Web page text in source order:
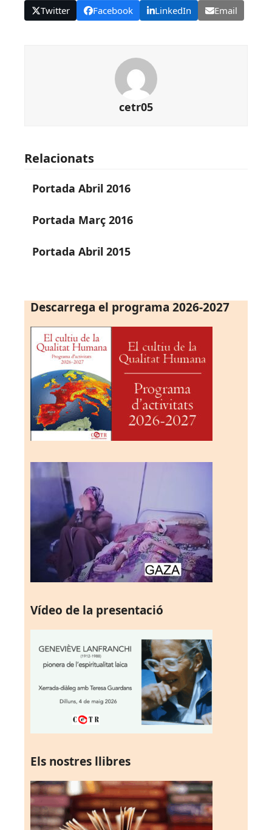
Twitter Facebook LinkedIn Email
cetr05
Relacionats
Portada Abril 2016
Portada Març 2016
Portada Abril 2015
Descarrega el programa 2026-2027
Vídeo de la presentació
Els nostres llibres